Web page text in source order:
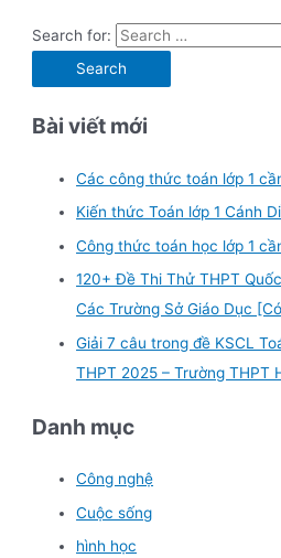
Search for:
Bài viết mới
Các công thức toán lớp 1
Kiến thức Toán lớp 1 Cánh
Công thức toán học lớp 1
120+ Đề Thi Thử THPT
Các Trường Sở Giáo Dục
Giải 7 câu trong đề KSCL
THPT 2025 – Trường THPT
Danh mục
Công nghệ
Cuộc sống
hình học